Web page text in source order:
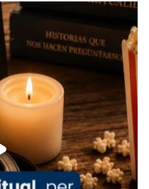
Vatican
news/2026-
papa-viaje-